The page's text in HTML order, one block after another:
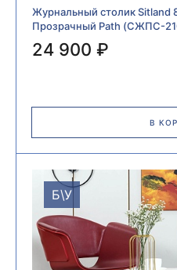
Журнальный столик Sitland
Прозрачный Path (СЖПС-
24 900 ₽
В
Б\У